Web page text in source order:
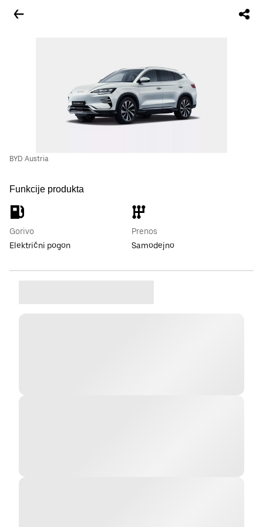
BYD Austria
Funkcije produkta
Gorivo
Električni pogon
Prenos
Samodejno